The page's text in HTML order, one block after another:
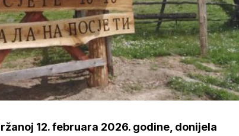
12. februara 2026. godine, donijela